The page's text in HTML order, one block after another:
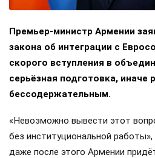
Премьер-министр Армении
закона об интеграции с
скорого вступления в
серьёзная подготовка, иначе
бессодержательным.
«Невозможно вывести этот
без институциональной
даже после этого Армении